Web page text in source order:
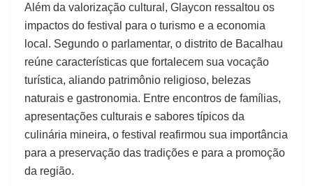
Além da valorização cultural, Glaycon ressaltou os
impactos do festival para o turismo e a economia
local. Segundo o parlamentar, o distrito de Bacalhau
reúne características que fortalecem sua vocação
turística, aliando patrimônio religioso, belezas
naturais e gastronomia. Entre encontros de famílias,
apresentações culturais e sabores típicos da
culinária mineira, o festival reafirmou sua importância
para a preservação das tradições e para a promoção
da região.